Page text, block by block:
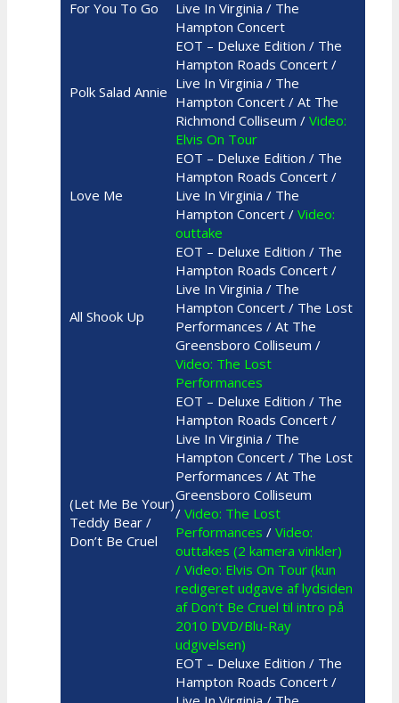
For You To Go
Live In Virginia / The
Hampton Concert
Polk Salad Annie
EOT – Deluxe Edition / The
Hampton Roads Concert /
Live In Virginia / The
Hampton Concert / At The
Richmond Colliseum / Video:
Elvis On Tour
Love Me
EOT – Deluxe Edition / The
Hampton Roads Concert /
Live In Virginia / The
Hampton Concert / Video:
outtake
All Shook Up
EOT – Deluxe Edition / The
Hampton Roads Concert /
Live In Virginia / The
Hampton Concert / The Lost
Performances / At The
Greensboro Colliseum /
Video: The Lost
Performances
(Let Me Be Your)
Teddy Bear /
Don’t Be Cruel
EOT – Deluxe Edition / The
Hampton Roads Concert /
Live In Virginia / The
Hampton Concert / The Lost
Performances / At The
Greensboro Colliseum
/ Video: The Lost
Performances / Video:
outtakes (2 kamera vinkler)
/ Video: Elvis On Tour (kun
redigeret udgave af lydsiden
af Don’t Be Cruel til intro på
2010 DVD/Blu-Ray
udgivelsen)
EOT – Deluxe Edition / The
Hampton Roads Concert /